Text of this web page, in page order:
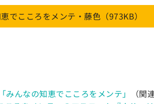
でこころをメンテ・藤色（973KB）
んなの知恵でこころをメンテ」
（関